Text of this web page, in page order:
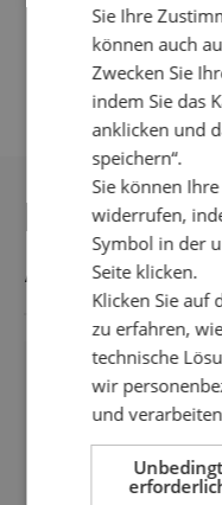
DAS
AUCH
Sie Ihre
können auch
Zwecken Sie
indem Sie das
anklicken und
speichern“.
Sie können
widerrufen,
Symbol in der
Seite klicken.
Klicken Sie auf
zu erfahren,
technische
wir
und